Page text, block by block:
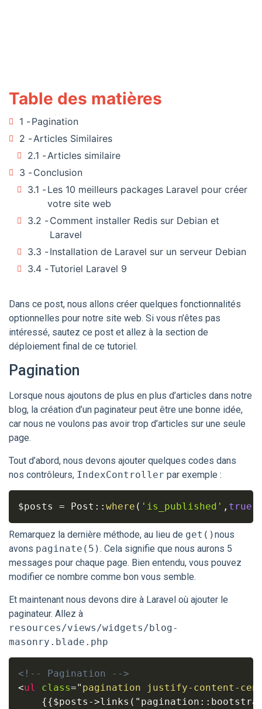
Table des matières
1
Pagination
2
Articles Similaires
2.1
Articles similaire
3
Conclusion
3.1
Les 10 meilleurs packages Laravel pour créer
votre site web
3.2
Comment installer Redis sur Debian et
Laravel
3.3
Installation de Laravel sur un serveur Debian
3.4
Tutoriel Laravel 9
Dans ce post, nous allons créer quelques fonctionnalités
optionnelles pour notre site web. Si vous n’êtes pas
intéressé, sautez ce post et allez à la section de
déploiement final de ce tutoriel.
Pagination
Lorsque nous ajoutons de plus en plus d’articles dans notre
blog, la création d’un paginateur peut être une bonne idée,
car nous ne voulons pas avoir trop d’articles sur une seule
page.
Tout d’abord, nous devons ajouter quelques codes dans
nos contrôleurs, IndexController par exemple :
$posts = Post : : where ( 'is_published' , true
Remarquez la dernière méthode, au lieu de get()nous
avons paginate(5). Cela signifie que nous aurons 5
messages pour chaque page. Bien entendu, vous pouvez
modifier ce nombre comme bon vous semble.
Et maintenant nous devons dire à Laravel où ajouter le
paginateur. Allez à
resources/views/widgets/blog-
masonry.blade.php
<!-- Pagination -->
<ul class=" pagination justify-content-